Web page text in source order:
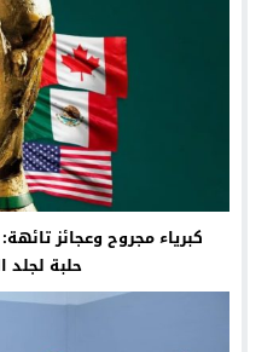
كبرياء مجروح وعجائز
حلبة لجلد